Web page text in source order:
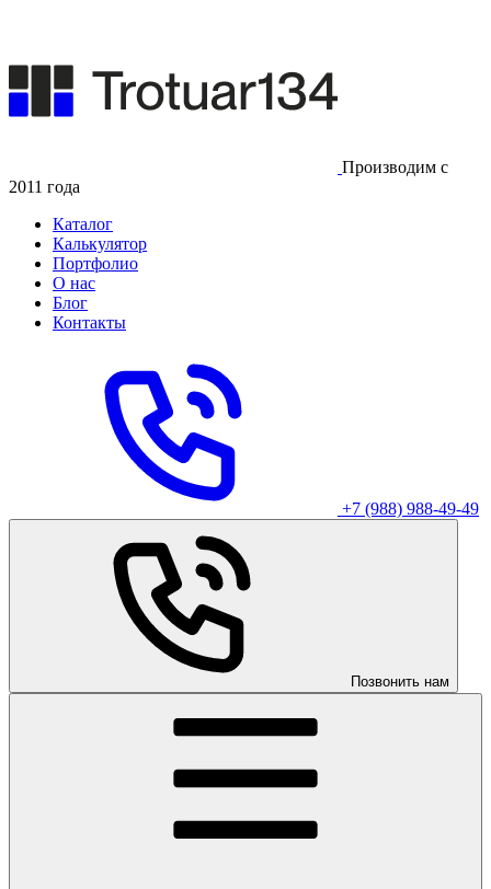
Производим с
2011 года
Каталог
Калькулятор
Портфолио
О нас
Блог
Контакты
+7 (988) 988-49-49
Позвонить нам